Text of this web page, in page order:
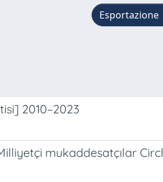
Esportazione
2010–2023
mukaddesatçılar